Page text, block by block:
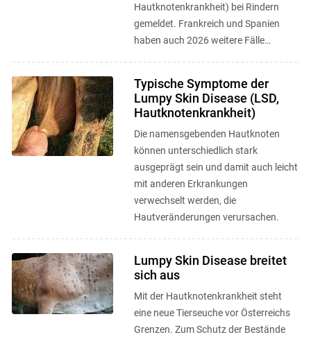
Hautknotenkrankheit) bei Rindern
gemeldet. Frankreich und Spanien
haben auch 2026 weitere Fälle
Typische Symptome der
Lumpy Skin Disease (LSD,
Hautknotenkrankheit)
Die namensgebenden Hautknoten
können unterschiedlich stark
ausgeprägt sein und damit auch leicht
mit anderen Erkrankungen
verwechselt werden, die
Hautveränderungen verursachen.
Lumpy Skin Disease breitet
sich aus
Mit der Hautknotenkrankheit steht
eine neue Tierseuche vor Österreichs
Grenzen. Zum Schutz der Bestände